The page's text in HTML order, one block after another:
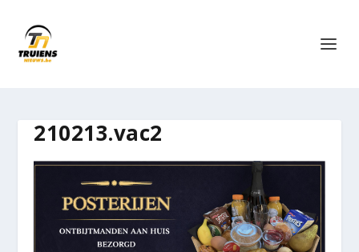
210213.vac2